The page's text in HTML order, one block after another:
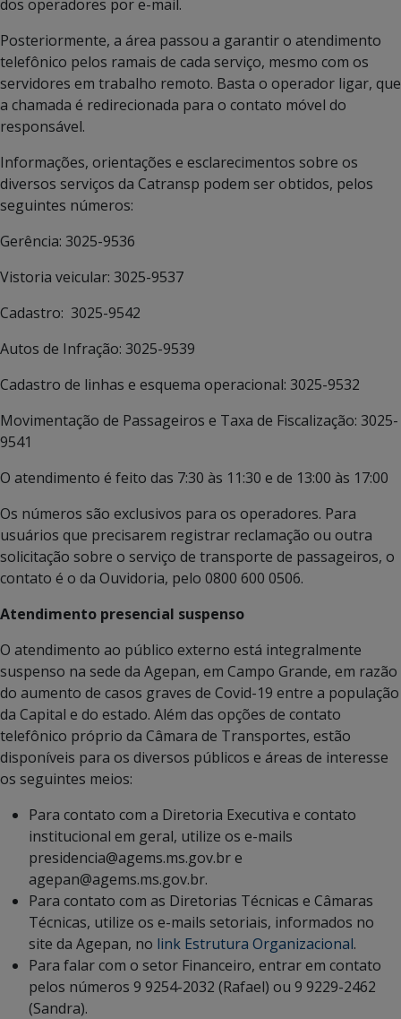
dos operadores por e-mail.
Posteriormente, a área passou a garantir o atendimento
telefônico pelos ramais de cada serviço, mesmo com os
servidores em trabalho remoto. Basta o operador ligar, que
a chamada é redirecionada para o contato móvel do
responsável.
Informações, orientações e esclarecimentos sobre os
diversos serviços da Catransp podem ser obtidos, pelos
seguintes números:
Gerência: 3025-9536
Vistoria veicular: 3025-9537
Cadastro: 3025-9542
Autos de Infração: 3025-9539
Cadastro de linhas e esquema operacional: 3025-9532
Movimentação de Passageiros e Taxa de Fiscalização: 3025-
9541
O atendimento é feito das 7:30 às 11:30 e de 13:00 às 17:00
Os números são exclusivos para os operadores. Para
usuários que precisarem registrar reclamação ou outra
solicitação sobre o serviço de transporte de passageiros, o
contato é o da Ouvidoria, pelo 0800 600 0506.
Atendimento presencial suspenso
O atendimento ao público externo está integralmente
suspenso na sede da Agepan, em Campo Grande, em razão
do aumento de casos graves de Covid-19 entre a população
da Capital e do estado. Além das opções de contato
telefônico próprio da Câmara de Transportes, estão
disponíveis para os diversos públicos e áreas de interesse
os seguintes meios:
Para contato com a Diretoria Executiva e contato
institucional em geral, utilize os e-mails
presidencia@agems.ms.gov.br e
agepan@agems.ms.gov.br.
Para contato com as Diretorias Técnicas e Câmaras
Técnicas, utilize os e-mails setoriais, informados no
site da Agepan, no link Estrutura Organizacional.
Para falar com o setor Financeiro, entrar em contato
pelos números 9 9254-2032 (Rafael) ou 9 9229-2462
(Sandra).